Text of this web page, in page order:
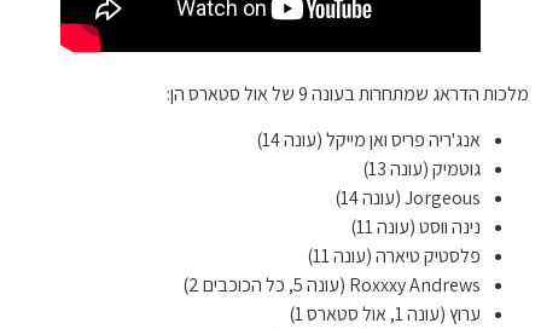
מלכות הדראג שמתחרות בעונה 9 של אול סטארס הן:
אנג'ריה פריס ואן מייקל (עונה 14)
גוטמיק (עונה 13)
Jorgeous (עונה 14)
נינה ווסט (עונה 11)
פלסטיק טיארה (עונה 11)
Roxxxy Andrews (עונה 5, כל הכוכבים 2)
ערוץ (עונה 1, אול סטארס 1)